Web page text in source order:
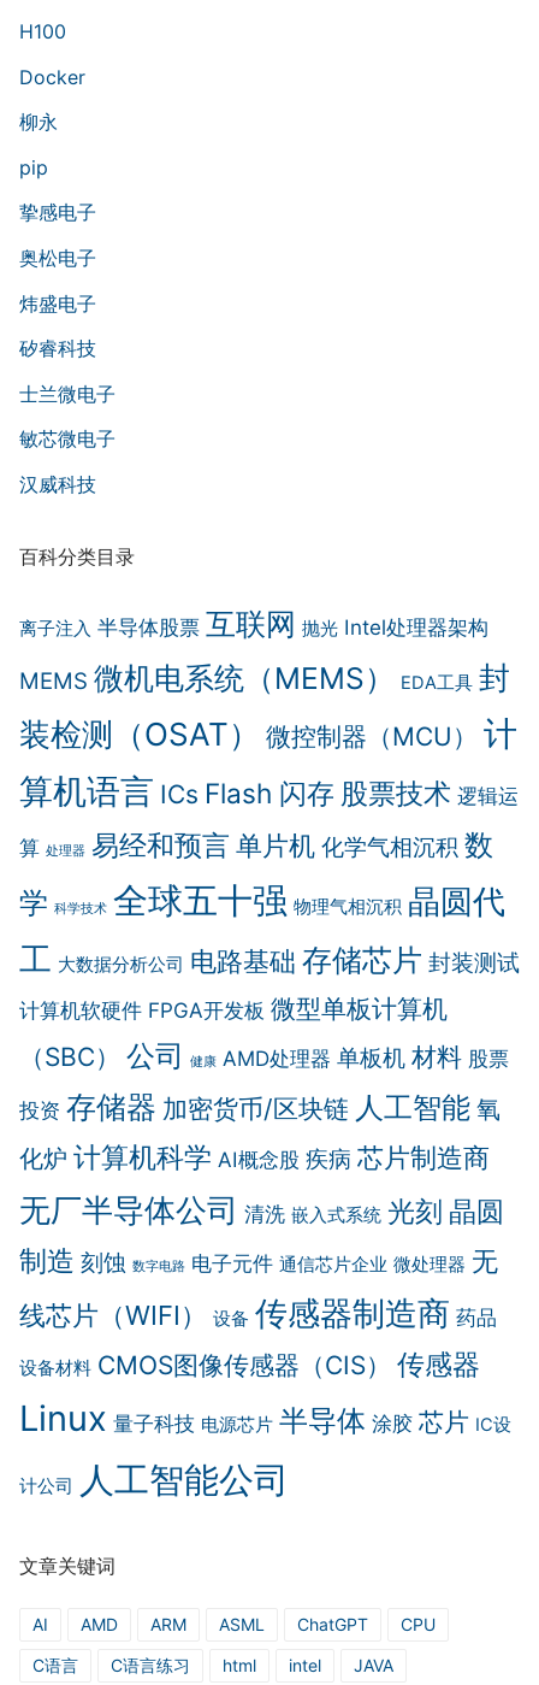
H100
Docker
柳永
pip
挚感电子
奥松电子
炜盛电子
矽睿科技
士兰微电子
敏芯微电子
汉威科技
百科分类目录
离子注入 半导体股票 互联网 抛光 Intel处理器架构
MEMS 微机电系统（MEMS） EDA工具 封
装检测（OSAT）
微控制器（MCU）
计
算机语言 ICs Flash 闪存 股票技术 逻辑运
算 处理器 易经和预言 单片机 化学气相沉积 数
学 科学技术 全球五十强 物理气相沉积 晶圆代
工 大数据分析公司 电路基础 存储芯片 封装测试
计算机软硬件 FPGA开发板 微型单板计算机
（SBC）
公司 健康 AMD处理器 单板机 材料 股票
投资 存储器 加密货币/区块链 人工智能 氧
化炉 计算机科学 AI概念股 疾病 芯片制造商
无厂半导体公司 清洗 嵌入式系统 光刻 晶圆
制造 刻蚀 数字电路 电子元件 通信芯片企业 微处理器 无
线芯片（WIFI）
设备 传感器制造商 药品
设备材料 CMOS图像传感器（CIS） 传感器
Linux 量子科技 电源芯片 半导体 涂胶 芯片 IC设
计公司 人工智能公司
文章关键词
AI AMD ARM ASML ChatGPT
CPU
C语言
C语言练习 html intel
JAVA